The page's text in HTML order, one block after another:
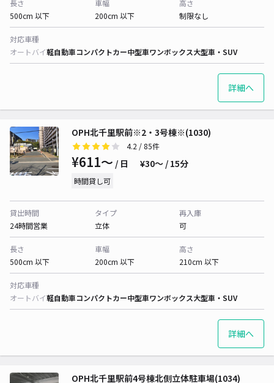
長さ
500cm 以下
車幅
200cm 以下
高さ
制限なし
対応車種
オートバイ軽自動車コンパクトカー中型車ワンボックス大型車・SUV
詳細へ
OPH北千里駅前※2・3号棟※(1030)
4.2 / 85件
¥611〜 / 日 ¥30〜 / 15分
時間貸し可
貸出時間
24時間営業
タイプ
立体
再入庫
可
長さ
500cm 以下
車幅
200cm 以下
高さ
210cm 以下
対応車種
オートバイ軽自動車コンパクトカー中型車ワンボックス大型車・SUV
詳細へ
OPH北千里駅前4号棟北側立体駐車場(1034)